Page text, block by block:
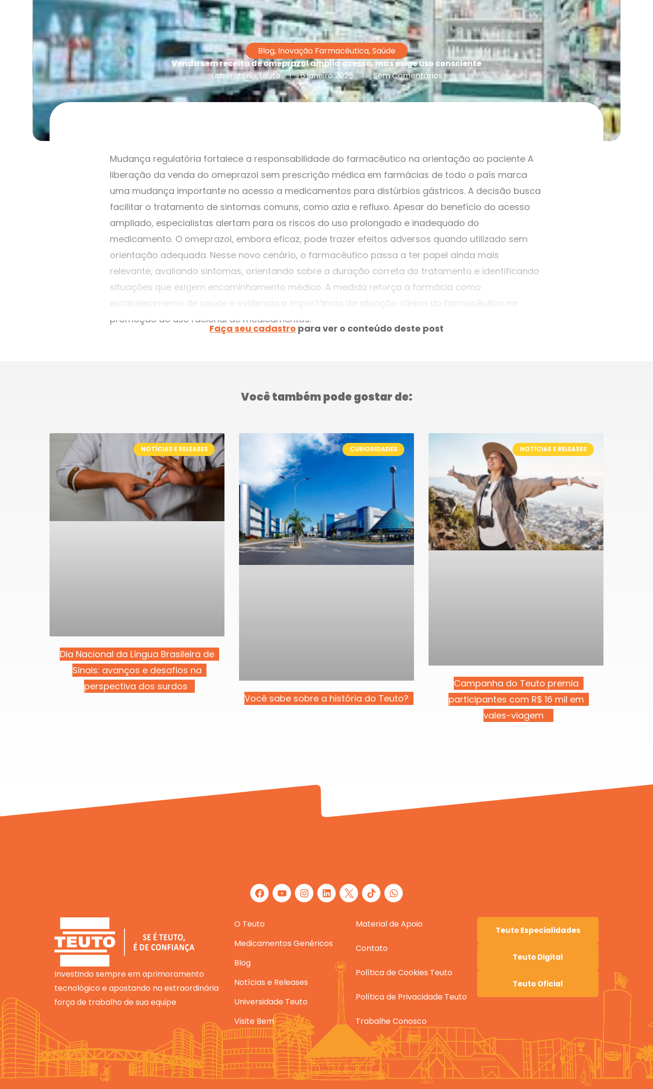
Blog, Inovação Farmacêutica,Saúde
Venda sem receita de omeprazol amplia acesso, mas exige uso consciente
Laboratório Teuto
6 janeiro 2026 Sem Comentários
Mudança regulatória fortalece a responsabilidade do farmacêutico na orientação ao paciente A
liberação da venda do omeprazol sem prescrição médica em farmácias de todo o país marca
uma mudança importante no acesso a medicamentos para distúrbios gástricos. A decisão busca
facilitar o tratamento de sintomas comuns, como azia e refluxo. Apesar do benefício do acesso
ampliado, especialistas alertam para os riscos do uso prolongado e inadequado do
medicamento. O omeprazol, embora eficaz, pode trazer efeitos adversos quando utilizado sem
orientação adequada. Nesse novo cenário, o farmacêutico passa a ter papel ainda mais
relevante, avaliando sintomas, orientando sobre a duração correta do tratamento e identificando
situações que exigem encaminhamento médico. A medida reforça a farmácia como
estabelecimento de saúde e evidencia a importância da atuação clínica do farmacêutico na
promoção do uso racional de medicamentos.
Faça seu cadastro para ver o conteúdo deste post
Você também pode gostar de:
NOTÍCIAS E RELEASES
Dia Nacional da Língua Brasileira de
Sinais: avanços e desafios na
perspectiva dos surdos
CURIOSIDADES
Você sabe sobre a história do Teuto?
NOTÍCIAS E RELEASES
Campanha do Teuto premia
participantes com R$ 16 mil em
vales-viagem
F
a
c
b
o
Y
o
u
e
I
n
s
r
L
i
n
i
W
h
a
s
Investindo sempre em aprimoramento
tecnológico e apostando na extraordinária
força de trabalho de sua equipe
O Teuto
Medicamentos Genéricos
Blog
Notícias e Releases
Universidade Teuto
Visite Bem
Material de Apoio
Contato
Política de Cookies Teuto
Política de Privacidade Teuto
Trabalhe Conosco
Teuto Especialidades
Teuto Digital
Teuto Oficial